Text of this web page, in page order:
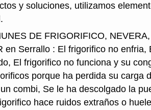
y soluciones, utilizamos
DE FRIGORIFICO,
en Serrallo : El frigorifico no enfria,
El frigorifico no funciona y su
porque ha perdida su carga
combi, Se le ha descolgado la
hace ruidos extraños o